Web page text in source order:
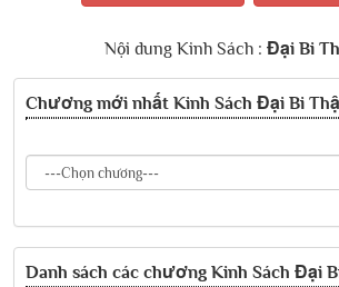
Nội dung Kinh Sách : Đại Bi
Chương mới nhất Kinh Sách Đại Bi
Danh sách các chương Kinh Sách Đại